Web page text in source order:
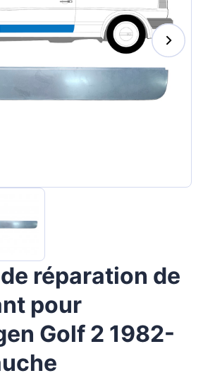
Magyar
Lietuvių
Português
Slovenian
réparation de
pour
Golf 2 1982-